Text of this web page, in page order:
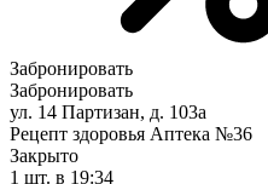
Забронировать
Забронировать
ул. 14 Партизан, д. 103а
Рецепт здоровья Аптека №36
Закрыто
1 шт. в 19:34